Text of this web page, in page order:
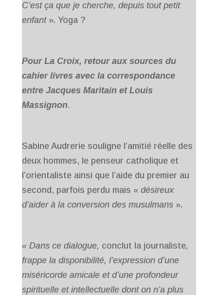
C’est ça que je cherche, depuis tout petit
enfant ». Yoga ?
Pour La Croix, retour aux sources du
cahier livres avec la correspondance
entre Jacques Maritain et Louis
Massignon.
Sabine Audrerie souligne l’amitié réelle des
deux hommes, le penseur catholique et
l’orientaliste ainsi que l’aide du premier au
second, parfois perdu mais « désireux
d’aider à la conversion des musulmans».
« Dans ce dialogue, conclut la journaliste,
frappe la disponibilité, l’expression d’une
miséricorde amicale et d’une profondeur
spirituelle et intellectuelle dont on n’a plus